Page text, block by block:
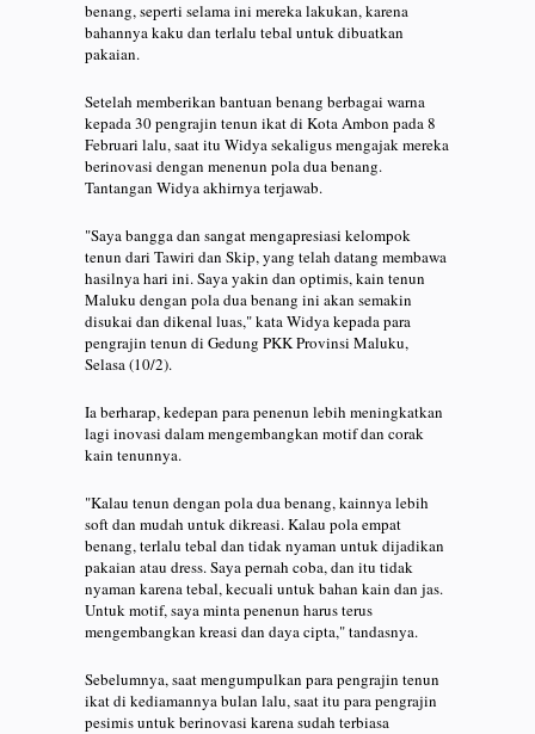
benang, seperti selama ini mereka lakukan, karena
bahannya kaku dan terlalu tebal untuk dibuatkan
pakaian.
Setelah memberikan bantuan benang berbagai warna
kepada 30 pengrajin tenun ikat di Kota Ambon pada 8
Februari lalu, saat itu Widya sekaligus mengajak mereka
berinovasi dengan menenun pola dua benang.
Tantangan Widya akhirnya terjawab.
"Saya bangga dan sangat mengapresiasi kelompok
tenun dari Tawiri dan Skip, yang telah datang membawa
hasilnya hari ini. Saya yakin dan optimis, kain tenun
Maluku dengan pola dua benang ini akan semakin
disukai dan dikenal luas," kata Widya kepada para
pengrajin tenun di Gedung PKK Provinsi Maluku,
Selasa (10/2).
Ia berharap, kedepan para penenun lebih meningkatkan
lagi inovasi dalam mengembangkan motif dan corak
kain tenunnya.
"Kalau tenun dengan pola dua benang, kainnya lebih
soft dan mudah untuk dikreasi. Kalau pola empat
benang, terlalu tebal dan tidak nyaman untuk dijadikan
pakaian atau dress. Saya pernah coba, dan itu tidak
nyaman karena tebal, kecuali untuk bahan kain dan jas.
Untuk motif, saya minta penenun harus terus
mengembangkan kreasi dan daya cipta," tandasnya.
Sebelumnya, saat mengumpulkan para pengrajin tenun
ikat di kediamannya bulan lalu, saat itu para pengrajin
pesimis untuk berinovasi karena sudah terbiasa